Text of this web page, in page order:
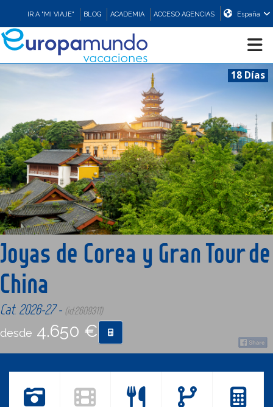
IR A "MI VIAJE" BLOG ACADEMIA ACCESO AGENCIAS España
CRUCEROS
EUROPA
ASIA
ORIENTE
PROMOCIONES
COMPRAR
18 Días
Joyas de Corea y Gran Tour de
China
Cat. 2026-27 - (id:2609311)
desde 4.650 €